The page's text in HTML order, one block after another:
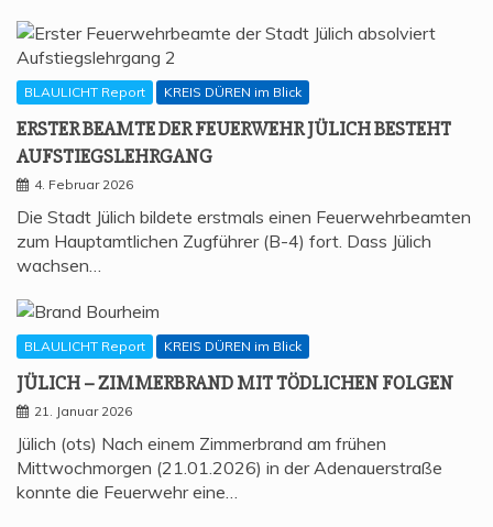
BLAULICHT Report KREIS DÜREN im Blick
ERS­TER BEAM­TE DER FEU­ER­WEHR JÜLICH BESTEHT
AUFSTIEGSLEHRGANG
4. Februar 2026
Die Stadt Jülich bildete erstmals einen Feuerwehrbeamten
zum Hauptamtlichen Zugführer (B-4) fort. Dass Jülich
wachsen…
BLAULICHT Report KREIS DÜREN im Blick
JÜLICH – ZIM­MER­BRAND MIT TÖD­LI­CHEN FOLGEN
21. Januar 2026
Jülich (ots) Nach einem Zimmerbrand am frühen
Mittwochmorgen (21.01.2026) in der Adenauerstraße
konnte die Feuerwehr eine…